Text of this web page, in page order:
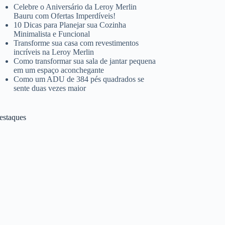
Celebre o Aniversário da Leroy Merlin
Bauru com Ofertas Imperdíveis!
10 Dicas para Planejar sua Cozinha
Minimalista e Funcional
Transforme sua casa com revestimentos
incríveis na Leroy Merlin
Como transformar sua sala de jantar pequena
em um espaço aconchegante
Como um ADU de 384 pés quadrados se
sente duas vezes maior